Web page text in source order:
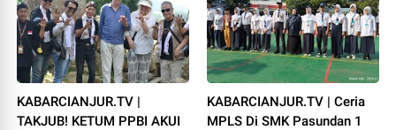
KABARCIANJUR.TV |
TAKJUB! KETUM PPBI AKUI
KABARCIANJUR.TV | Ceria
MPLS Di SMK Pasundan 1